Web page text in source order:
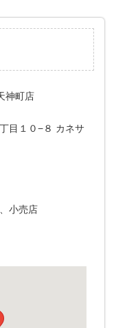
神町店
目１０−８ カネサ
小売店